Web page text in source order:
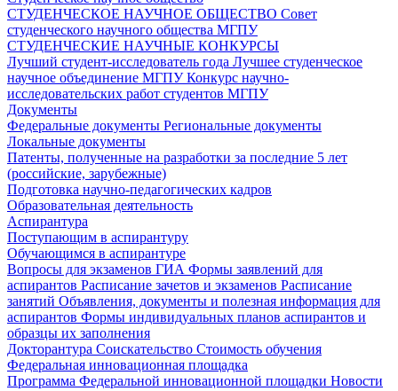
СТУДЕНЧЕСКОЕ НАУЧНОЕ ОБЩЕСТВО Совет
студенческого научного общества МГПУ
СТУДЕНЧЕСКИЕ НАУЧНЫЕ КОНКУРСЫ
Лучший студент-исследователь года Лучшее студенческое
научное объединение МГПУКонкурс научно-
исследовательских работ студентов МГПУ
Документы
Федеральные документы Региональные документы
Локальные документы
Патенты, полученные на разработки за последние 5 лет
(российские, зарубежные)
Подготовка научно-педагогических кадров
Образовательная деятельность
Аспирантура
Поступающим в аспирантуру
Обучающимся в аспирантуре
Вопросы для экзаменов ГИА Формы заявлений для
аспирантов Расписание зачетов и экзаменов Расписание
занятий Объявления, документы и полезная информация для
аспирантов Формы индивидуальных планов аспирантов и
образцы их заполнения
Докторантура Соискательство Стоимость обучения
Федеральная инновационная площадка
Программа Федеральной инновационной площадки Новости